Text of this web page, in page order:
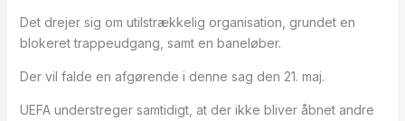
Det drejer sig om utilstrækkelig organisation, grundet en
blokeret trappeudgang, samt en baneløber.
Der vil falde en afgørende i denne sag den 21. maj.
UEFA understreger samtidigt, at der ikke bliver åbnet andre